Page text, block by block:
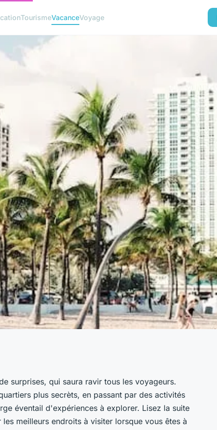
TourismeVacanceVoyage
:
à
surprises, qui saura ravir tous les voyageurs.
plus secrèts, en passant par des activités
éventail d'expériences à explorer. Lisez la suite
meilleurs endroits à visiter lorsque vous êtes à